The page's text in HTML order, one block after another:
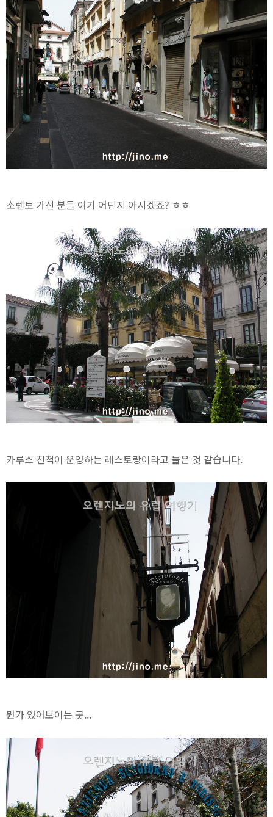
소렌토 가신 분들 여기 어딘지 아시겠죠? ㅎㅎ
카루소 친척이 운영하는 레스토랑이라고 들은 것 같습니다.
뭔가 있어보이는 곳...